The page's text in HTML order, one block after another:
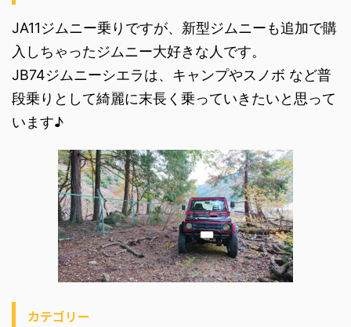
JA11ジムニー乗りですが、新型ジムニーも追加で購
入しちゃったジムニー大好きな人です。
JB74ジムニーシエラは、キャンプやスノボ など普
段乗りとして綺麗に末長く乗っていきたいと思って
います♪
カテゴリー